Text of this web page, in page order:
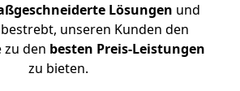
Lösungen und
unseren Kunden den
zu den besten Preis-Leistungen
zu bieten.